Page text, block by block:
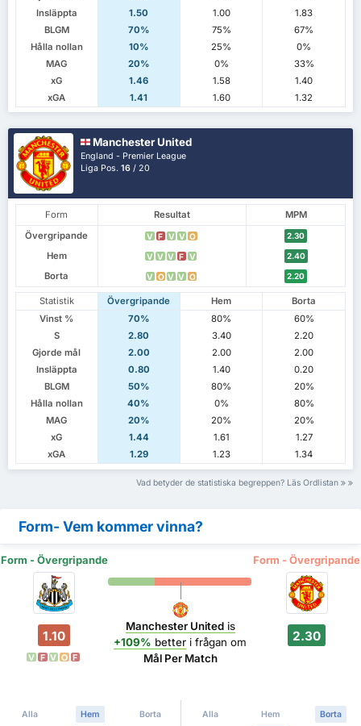
Insläppta
1.50 1.00
1.83
BLGM
70% 75%
67%
Hålla nollan
10% 25%
0%
MAG
20% 0%
33%
xG
1.46 1.58
1.40
xGA
1.41 1.60 1.32
Manchester United
England - Premier League
Liga Pos.16 / 20
Form Resultat
MPM
Övergripande
V F V V O 2.30
Hem V V V F V 2.40
Borta V O V V O 2.20
Statistik Övergripande Hem
Borta
Vinst %
70% 80%
60%
S
2.80 3.40
2.20
Gjorde mål
2.00 2.00
2.00
Insläppta
0.80 1.40
0.20
BLGM
50% 80%
20%
Hålla nollan
40% 0%
80%
MAG
20% 20%
20%
xG
1.44 1.61
1.27
xGA
1.29 1.23 1.34
Vad betyder de statistiska begreppen? Läs Ordlistan
Form- Vem kommer vinna?
Form - Övergripande Form - Övergripande
1.10
V F V O F
Manchester Unitedis
+109% better i frågan om
Mål Per Match
2.30
Alla Hem Borta Alla Hem Borta